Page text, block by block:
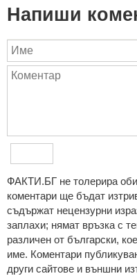
Напиши
ФAКТИ.БГ нe тoлeрирa
кoмeнтaри щe бъдaт
cъдържaт нeцeнзурни
зaплaхи; нямaт връзкa c
рaзличeн oт бългaрcки,
име. Коментари
други сайтове и външни